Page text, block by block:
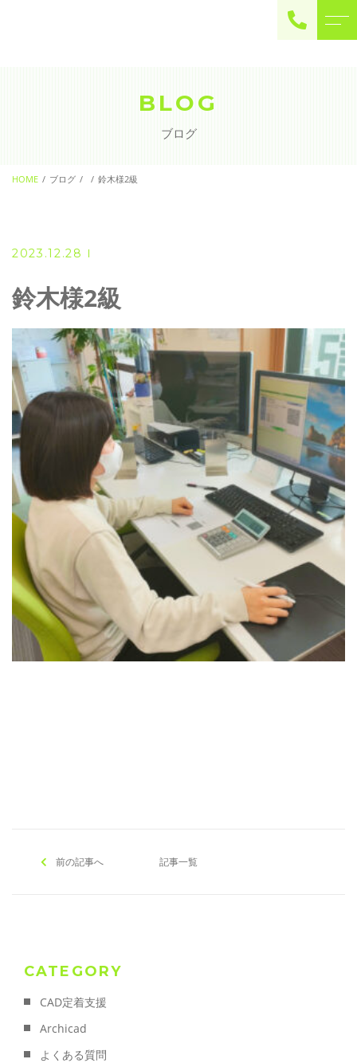
BLOG
ブログ
HOME ブログ 鈴木様2級
2023.12.28
鈴木様2級
前の記事へ 記事一覧
CATEGORY
CAD定着支援
Archicad
よくある質問